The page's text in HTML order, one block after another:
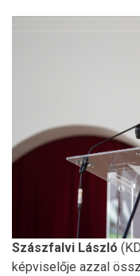
Szászfalvi László
képviselője azzal